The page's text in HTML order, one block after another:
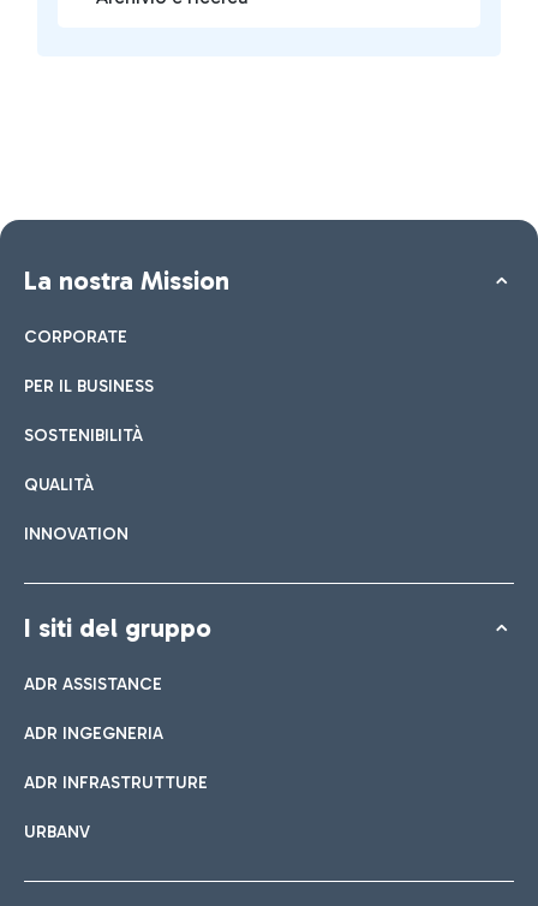
La nostra Mission
CORPORATE
PER IL BUSINESS
SOSTENIBILITÀ
QUALITÀ
INNOVATION
I siti del gruppo
ADR ASSISTANCE
ADR INGEGNERIA
ADR INFRASTRUTTURE
URBANV